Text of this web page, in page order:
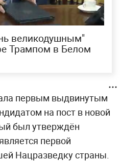
великодушным"
Трампом в Белом
первым выдвинутым
на пост в новой
был утверждён
первой
Нацразведку страны.